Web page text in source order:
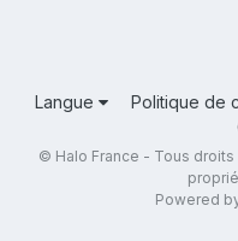
Langue Politique de
© Halo France - Tous
Powered